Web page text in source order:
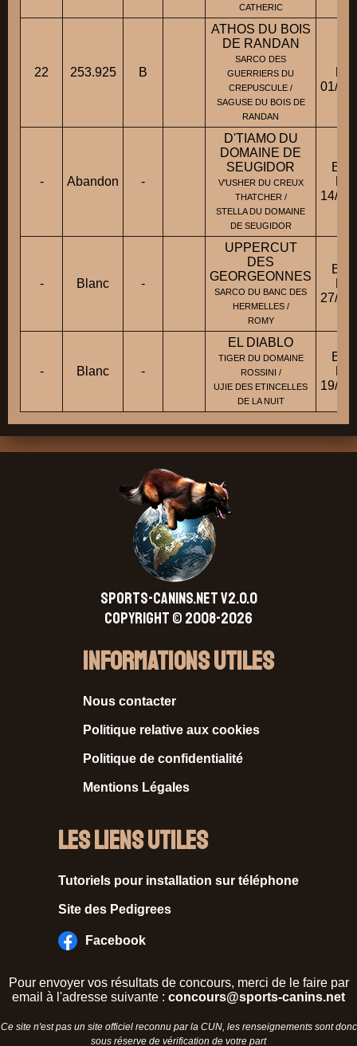
CATHERIC
22 253.925 B
ATHOS DU BOIS
DE RANDAN
SARCO DES
GUERRIERS DU
CREPUSCULE /
SAGUSE DU BOIS DE
RANDAN
01/
- Abandon -
D'TIAMO DU
DOMAINE DE
SEUGIDOR
V'USHER DU CREUX
THATCHER /
STELLA DU DOMAINE
DE SEUGIDOR
14/
- Blanc -
UPPERCUT
DES
GEORGEONNES
SARCO DU BANC DES
HERMELLES /
ROMY
27/
- Blanc -
EL DIABLO
TIGER DU DOMAINE
ROSSINI /
UJIE DES ETINCELLES
DE LA NUIT
19/
SPORTS-CANINS.NET V2.0.0
Copyright © 2008-2026
Informations Utiles
Nous contacter
Politique relative aux cookies
Politique de confidentialité
Mentions Légales
Les liens utiles
Tutoriels pour installation sur téléphone
Site des Pedigrees
Facebook
Pour envoyer vos résultats de concours, merci de le faire par
email à l'adresse suivante : concours@sports-canins.net
Ce site n'est pas un site officiel reconnu par la CUN, les renseignements sont donc
sous réserve de vérification de votre part